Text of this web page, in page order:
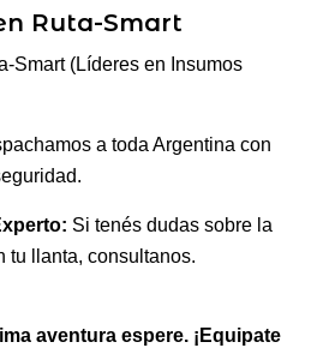
Ruta-Smart
Smart (Líderes en Insumos
a toda Argentina con
Si tenés dudas sobre la
tu llanta, consultanos.
aventura espere. ¡Equipate